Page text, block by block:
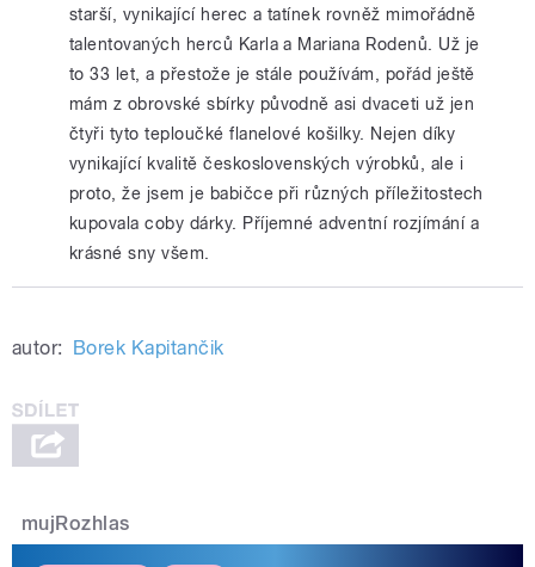
starší, vynikající herec a tatínek rovněž mimořádně
talentovaných herců Karla a Mariana Rodenů. Už je
to 33 let, a přestože je stále používám, pořád ještě
mám z obrovské sbírky původně asi dvaceti už jen
čtyři tyto teploučké flanelové košilky. Nejen díky
vynikající kvalitě československých výrobků, ale i
proto, že jsem je babičce při různých příležitostech
kupovala coby dárky. Příjemné adventní rozjímání a
krásné sny všem.
autor: Borek Kapitančik
mujRozhlas